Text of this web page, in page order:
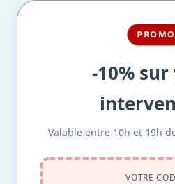
PROMO
-10%
Valable entre 10h et 19h
VOTRE